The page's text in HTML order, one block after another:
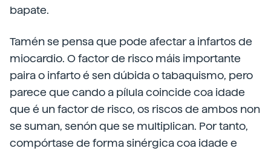
bapate.
Tamén se pensa que pode afectar a infartos de
miocardio. O factor de risco máis importante
paira o infarto é sen dúbida o tabaquismo, pero
parece que cando a pílula coincide coa idade
que é un factor de risco, os riscos de ambos non
se suman, senón que se multiplican. Por tanto,
compórtase de forma sinérgica coa idade e